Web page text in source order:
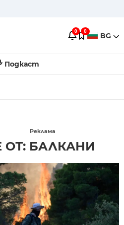
0 0 BG
Подкаст
Реклама
БАЛКАНИ